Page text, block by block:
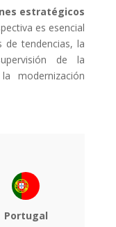
estratégicos
es esencial
de tendencias, la
de la
modernización
Portugal